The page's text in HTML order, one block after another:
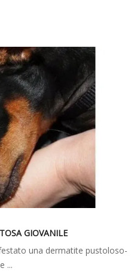
GIOVANILE
una dermatite pustoloso-
...